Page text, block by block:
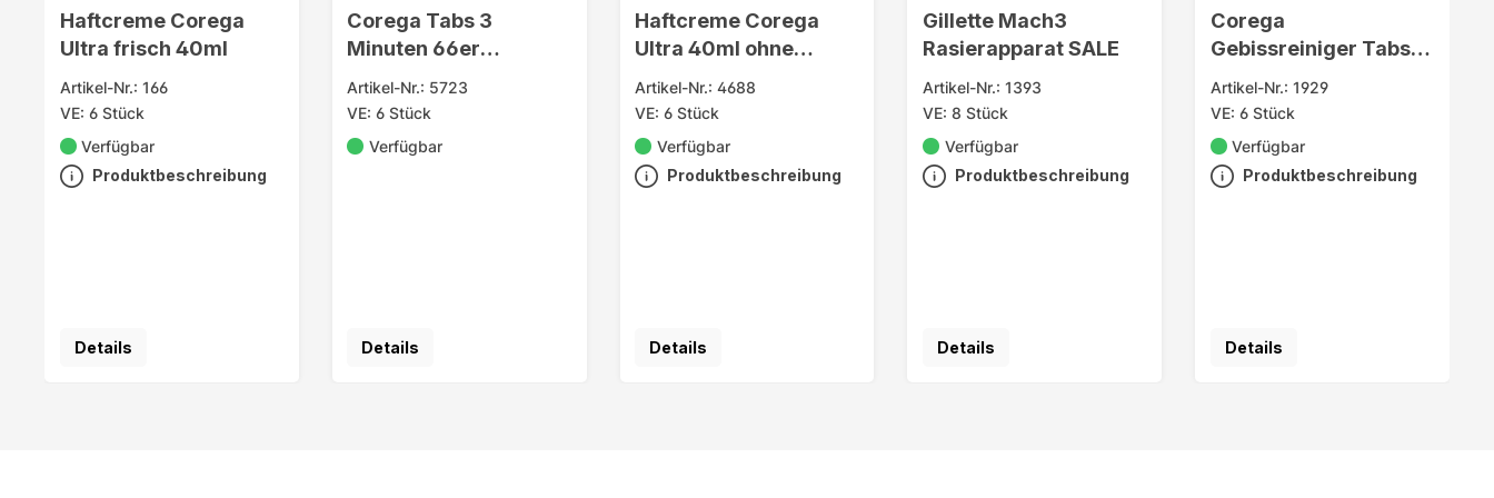
Haftcreme Corega
Ultra frisch 40ml
Artikel-Nr.: 166
VE: 6 Stück
Verfügbar
Produktbeschreibung
Details
Corega Tabs 3
Minuten 66er
Gebissreinigungstabl.
Artikel-Nr.: 5723
VE: 6 Stück
Verfügbar
Details
Haftcreme Corega
Ultra 40ml ohne
Geschmack
Artikel-Nr.: 4688
VE: 6 Stück
Verfügbar
Produktbeschreibung
Details
Gillette Mach3
Rasierapparat SALE
Artikel-Nr.: 1393
VE: 8 Stück
Verfügbar
Produktbeschreibung
Details
Corega
Gebissreiniger Tabs
Intensiv 108er
Artikel-Nr.: 1929
VE: 6 Stück
Verfügbar
Produktbeschreibung
Details